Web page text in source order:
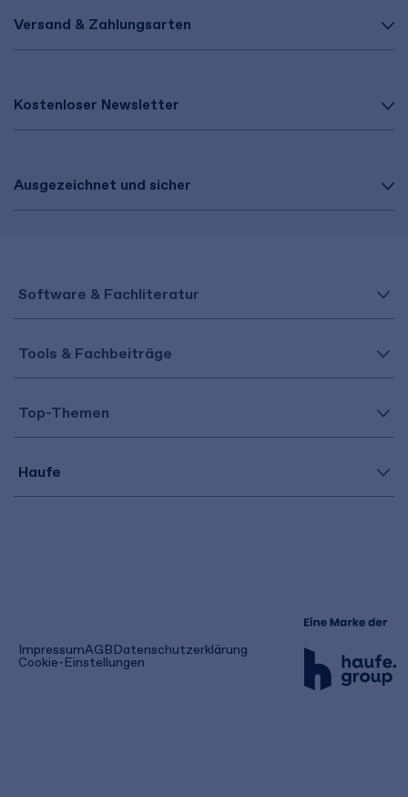
Versand & Zahlungsarten
Kostenloser Newsletter
Ausgezeichnet und sicher
Software & Fachliteratur
Tools & Fachbeiträge
Top-Themen
Haufe
ImpressumAGB(öffnet
in
einem
Datenschutzerklärung
Cookie-Einstellungen